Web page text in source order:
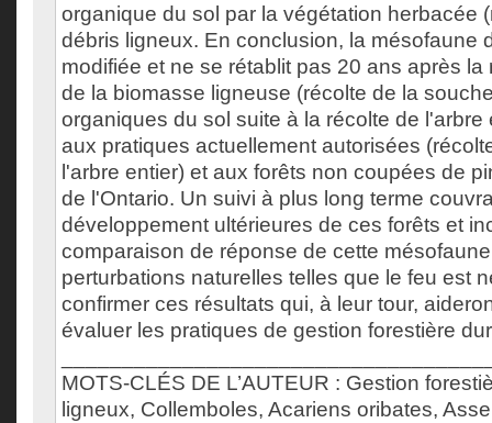
organique du sol par la végétation herbacée
débris ligneux. En conclusion, la mésofaune
modifiée et ne se rétablit pas 20 ans après la
de la biomasse ligneuse (récolte de la
organiques du sol suite à la récolte de l'arbre
aux pratiques actuellement autorisées
l'arbre entier) et aux forêts non coupées de
de l'Ontario. Un suivi à plus long terme
développement ultérieures de ces forêts et
comparaison de réponse de cette
perturbations naturelles telles que le feu est
confirmer ces résultats qui, à leur tour,
évaluer les pratiques de gestion forestière
MOTS-CLÉS DE L’AUTEUR : Gestion
ligneux, Collemboles, Acariens oribates,